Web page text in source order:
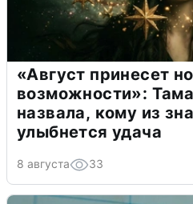
«Август принесет
возможности»:
назвала, кому из
улыбнется удача
8 августа 33